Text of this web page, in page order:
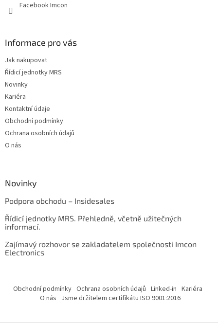
Facebook Imcon
Informace pro vás
Jak nakupovat
Řídicí jednotky MRS
Novinky
Kariéra
Kontaktní údaje
Obchodní podmínky
Ochrana osobních údajů
O nás
Novinky
Podpora obchodu – Insidesales
Řídicí jednotky MRS. Přehledně, včetně užitečných
informací.
Zajímavý rozhovor se zakladatelem společnosti Imcon
Electronics
Obchodní podmínky Ochrana osobních údajů Linked-in Kariéra
O nás Jsme držitelem certifikátu ISO 9001:2016